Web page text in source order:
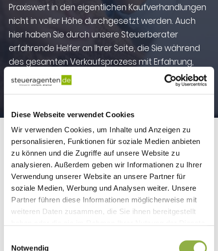
Diese Webseite verwendet Cookies
Wir verwenden Cookies, um Inhalte und Anzeigen zu
personalisieren, Funktionen für soziale Medien anbieten
zu können und die Zugriffe auf unsere Website zu
analysieren. Außerdem geben wir Informationen zu Ihrer
Verwendung unserer Website an unsere Partner für
soziale Medien, Werbung und Analysen weiter. Unsere
Partner führen diese Informationen möglicherweise mit
weiteren Daten zusammen, die Sie ihnen bereitgestellt
Notwendig
Praxiswert in den eigentlichen Kaufverhandlungen
nicht in voller Höhe durchgesetzt werden. Auch
hier haben Sie durch unsere Steuerberater
erfahrende Helfer an Ihrer Seite, die Sie während
des gesamten Verkaufsprozess mit Erfahrung,
Weitsicht und stets einer stichhaltigen
Begründung für den Praxiswert begleiten.
Full-Service
Ihre Zukunft sichern!
Nach einem Praxisverkauf sind die jährlichen
Einkommen meist deutlich geringer als während
der aktiven Tätigkeit als niedergelassener Arzt.
vorsorglich zu vermeiden.